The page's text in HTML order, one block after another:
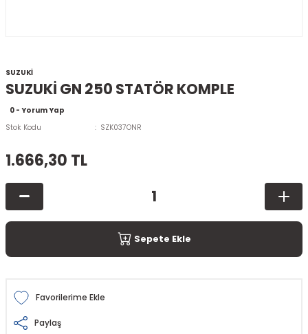
SUZUKİ
SUZUKİ GN 250 STATÖR KOMPLE
0 - Yorum Yap
Stok Kodu
SZK037ONR
1.666,30 TL
Sepete Ekle
Paylaş